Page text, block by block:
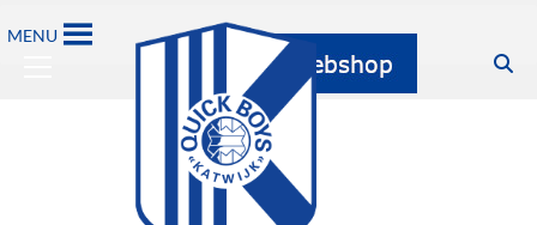
naar
MENU
Primary